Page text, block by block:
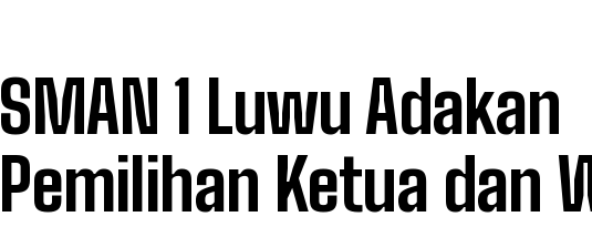
SMAN 1 Luwu Adakan
Pemilihan Ketua dan